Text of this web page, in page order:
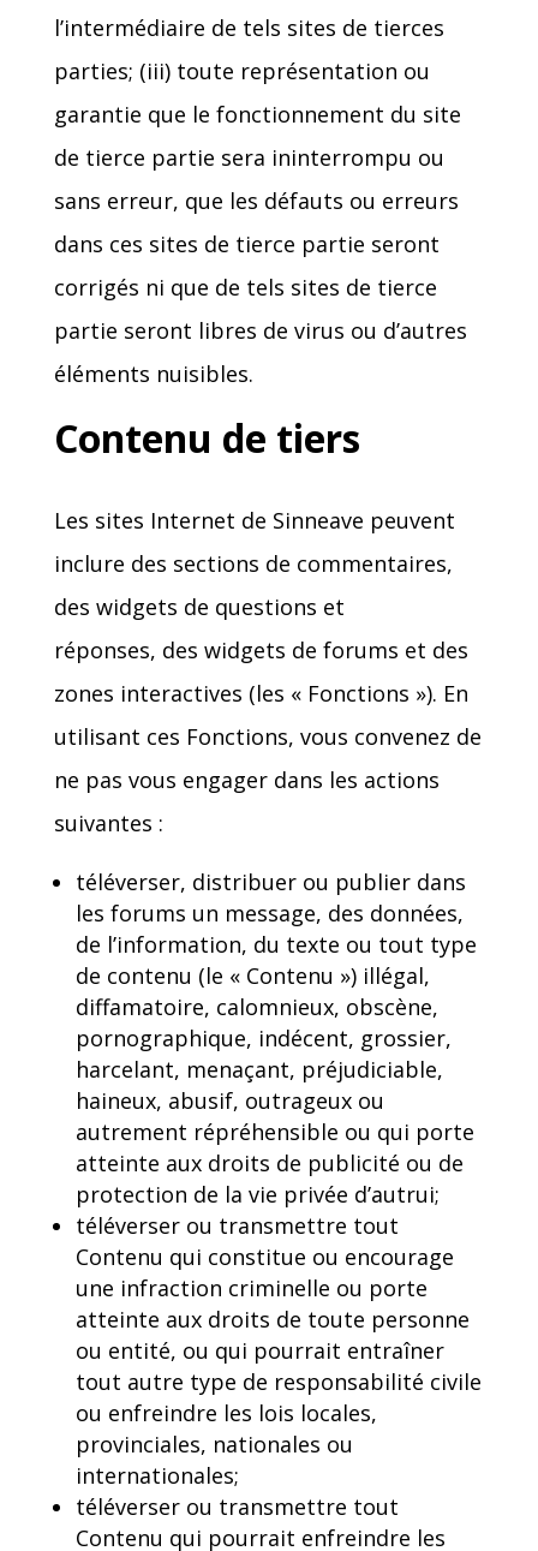
l’intermédiaire de tels sites de tierces
parties; (iii) toute représentation ou
garantie que le fonctionnement du site
de tierce partie sera ininterrompu ou
sans erreur, que les défauts ou erreurs
dans ces sites de tierce partie seront
corrigés ni que de tels sites de tierce
partie seront libres de virus ou d’autres
éléments nuisibles.
Contenu de tiers
Les sites Internet de Sinneave peuvent
inclure des sections de commentaires,
des widgets de questions et
réponses, des widgets de forums et des
zones interactives (les « Fonctions »). En
utilisant ces Fonctions, vous convenez de
ne pas vous engager dans les actions
suivantes :
téléverser, distribuer ou publier dans
les forums un message, des données,
de l’information, du texte ou tout type
de contenu (le « Contenu ») illégal,
diffamatoire, calomnieux, obscène,
pornographique, indécent, grossier,
harcelant, menaçant, préjudiciable,
haineux, abusif, outrageux ou
autrement répréhensible ou qui porte
atteinte aux droits de publicité ou de
protection de la vie privée d’autrui;
téléverser ou transmettre tout
Contenu qui constitue ou encourage
une infraction criminelle ou porte
atteinte aux droits de toute personne
ou entité, ou qui pourrait entraîner
tout autre type de responsabilité civile
ou enfreindre les lois locales,
provinciales, nationales ou
internationales;
téléverser ou transmettre tout
Contenu qui pourrait enfreindre les